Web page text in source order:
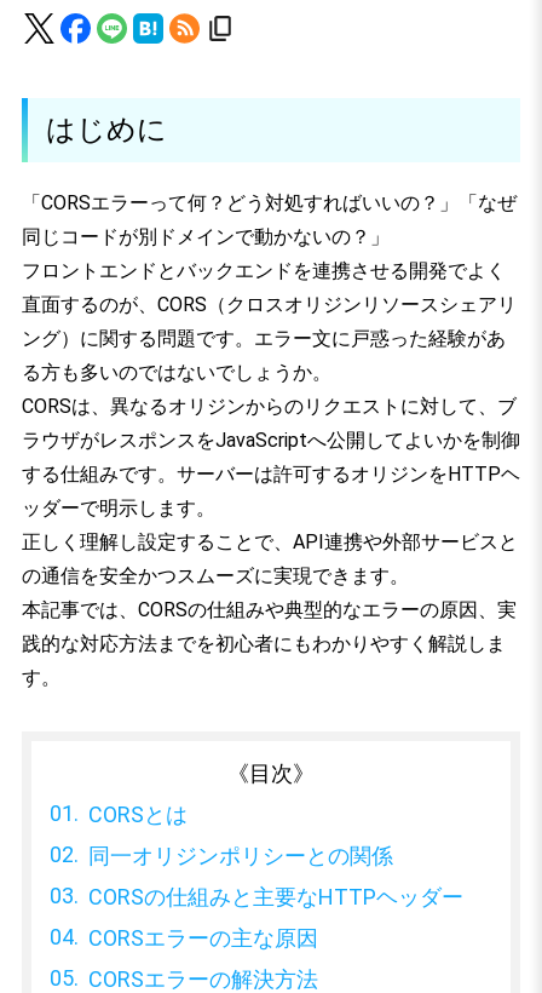
はじめに
「CORSエラーって何？どう対処すればいいの？」「なぜ
同じコードが別ドメインで動かないの？」
フロントエンドとバックエンドを連携させる開発でよく
直面するのが、CORS（クロスオリジンリソースシェアリ
ング）に関する問題です。エラー文に戸惑った経験があ
る方も多いのではないでしょうか。
CORSは、異なるオリジンからのリクエストに対して、ブ
ラウザがレスポンスをJavaScriptへ公開してよいかを制御
する仕組みです。サーバーは許可するオリジンをHTTPヘ
ッダーで明示します。
正しく理解し設定することで、API連携や外部サービスと
の通信を安全かつスムーズに実現できます。
本記事では、CORSの仕組みや典型的なエラーの原因、実
践的な対応方法までを初心者にもわかりやすく解説しま
す。
《目次》
CORSとは
同一オリジンポリシーとの関係
CORSの仕組みと主要なHTTPヘッダー
CORSエラーの主な原因
CORSエラーの解決方法